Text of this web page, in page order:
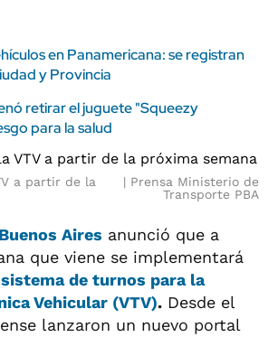
en Panamericana: se registran
y Provincia
retirar el juguete "Squeezy
para la salud
a partir de la
Prensa Ministerio de
Transporte PBA
Aires anunció que a
que viene se implementará
de turnos para la
Vehicular (VTV). Desde el
lanzaron un nuevo portal